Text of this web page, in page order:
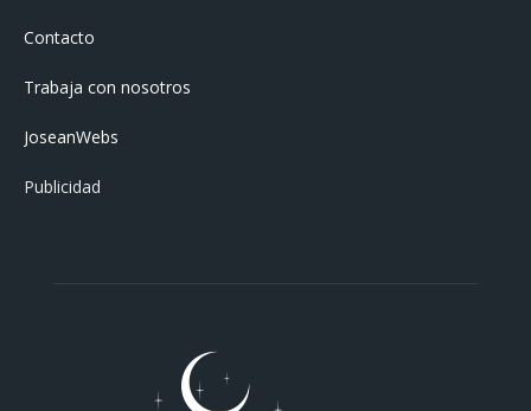
Contacto
Trabaja con nosotros
JoseanWebs
Publicidad